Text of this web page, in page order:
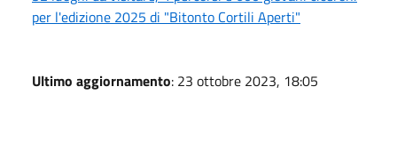
per l'edizione 2025 di "Bitonto Cortili Aperti"
Ultimo aggiornamento: 23 ottobre 2023, 18:05